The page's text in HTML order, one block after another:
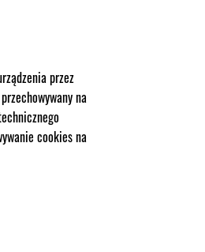
przez
na
cookies na